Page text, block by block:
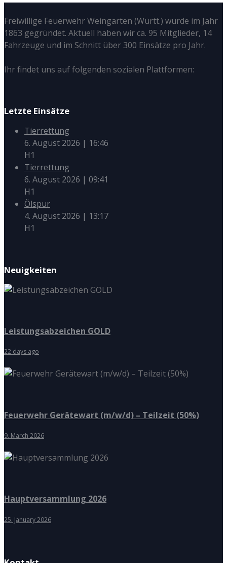
Freiwillige Feuerwehr Weingarten (Württ.) wurde im Jahr
1863 gegründet. Aktuell haben wir ca. 95 Mitglieder, 14
Fahrzeuge und im Schnitt über 300 Einsätze pro Jahr.
Ihr findet uns auf folgenden sozialen Plattformen:
Letzte Einsätze
Tierrettung
6. August 2026 | 16:46
H1
Tierrettung
6. August 2026 | 09:41
H1
Ölspur
4. August 2026 | 13:17
H1
Neuigkeiten
Leistungsabzeichen GOLD
22 days ago
Feuerwehr Gerätewart (m/w/d) – Teilzeit (50%)
9. March 2026
Hauptversammlung 2026
25. January 2026